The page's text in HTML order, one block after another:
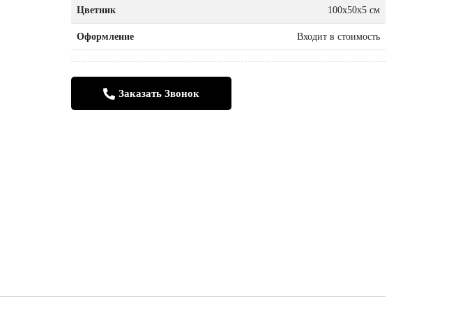
Цветник 100х50х5 см
Оформление Входит в стоимость
Заказать Звонок